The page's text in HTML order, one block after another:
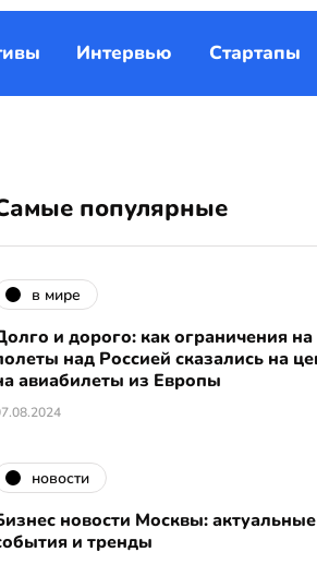
Интервью Стартапы
популярные
в мире
и дорого: как ограничения на
над Россией сказались на
авиабилеты из Европы
новости
новости Москвы: актуальные
и тренды